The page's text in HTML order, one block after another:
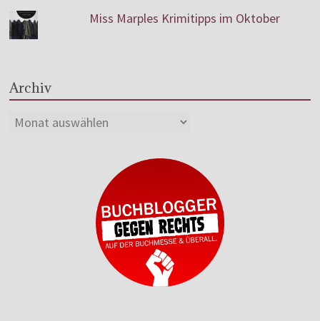
Miss Marples Krimitipps im Oktober
Archiv